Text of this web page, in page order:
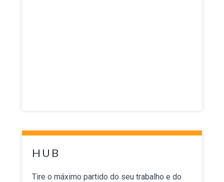
HUB
Tire o máximo partido do seu trabalho e do